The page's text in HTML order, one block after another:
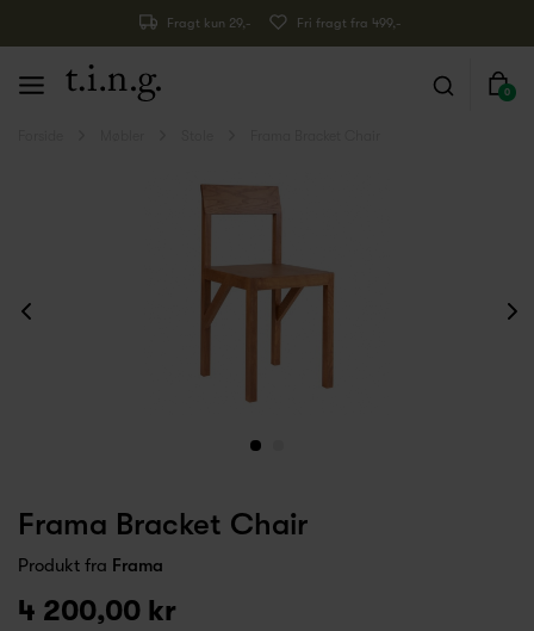
Fragt kun 29,- Fri fragt fra 499,-
0
Frama Bracket Chair
Produkt fra Frama
4 200,00 kr